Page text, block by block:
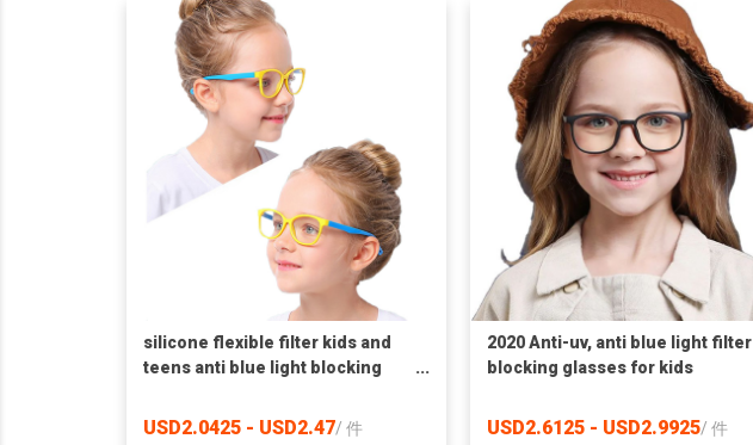
silicone flexible filter kids and
teens anti blue light blocking
USD2.0425 - USD2.47/ 件
2020 Anti-uv, anti blue light filter
blocking glasses for kids
USD2.6125 - USD2.9925/ 件